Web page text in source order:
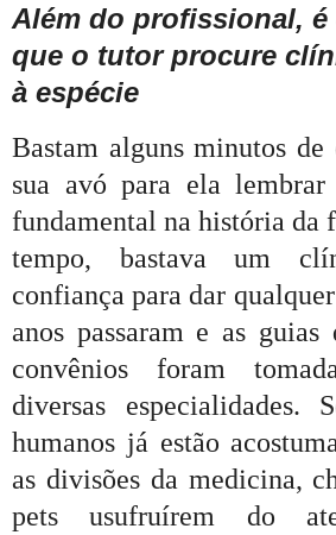
Além do profissional, é
que o tutor procure
à espécie
Bastam alguns minutos de
sua avó para ela
fundamental na história da
tempo, bastava um
confiança para dar
anos passaram e as guias
convênios foram
diversas especialidades.
humanos já estão
as divisões da medicina,
pets usufruírem do